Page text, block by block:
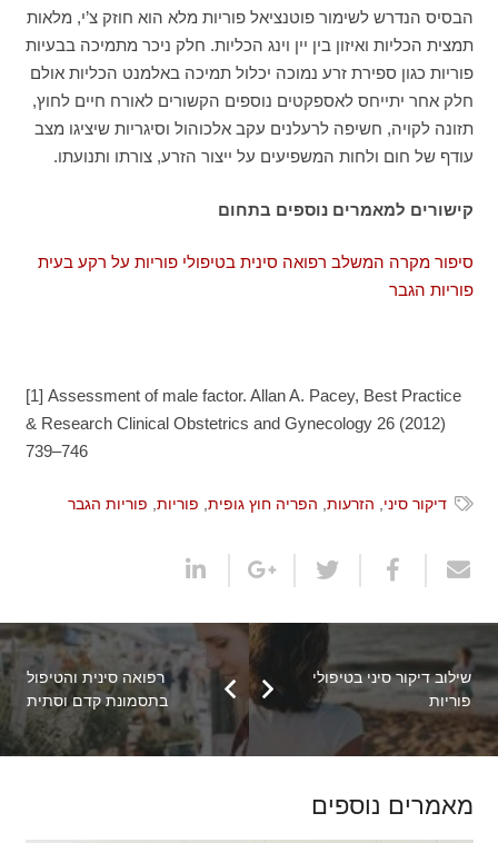
הבסיס הנדרש לשימור פוטנציאל פוריות מלא הוא חוזק צ’י, מלאות
תמצית הכליות ואיזון בין יין וינג הכליות. חלק ניכר מתמיכה בבעיות
פוריות כגון ספירת זרע נמוכה יכלול תמיכה באלמנט הכליות אולם
חלק אחר יתייחס לאספקטים נוספים הקשורים לאורח חיים לחוץ,
תזונה לקויה, חשיפה לרעלנים עקב אלכוהול וסיגריות שיציגו מצב
עודף של חום ולחות המשפיעים על ייצור הזרע, צורתו ותנועתו.
קישורים למאמרים נוספים בתחום
סיפור מקרה המשלב רפואה סינית בטיפולי פוריות על רקע בעית
פוריות הגבר
[1] Assessment of male factor. Allan A. Pacey, Best Practice
& Research Clinical Obstetrics and Gynecology 26 (2012)
739–746
דיקור סיני הזרעות הפריה חוץ גופית פוריות פוריות הגבר
רפואה סינית והטיפול
בתסמונת קדם וסתית
שילוב דיקור סיני בטיפולי
פוריות
מאמרים נוספים